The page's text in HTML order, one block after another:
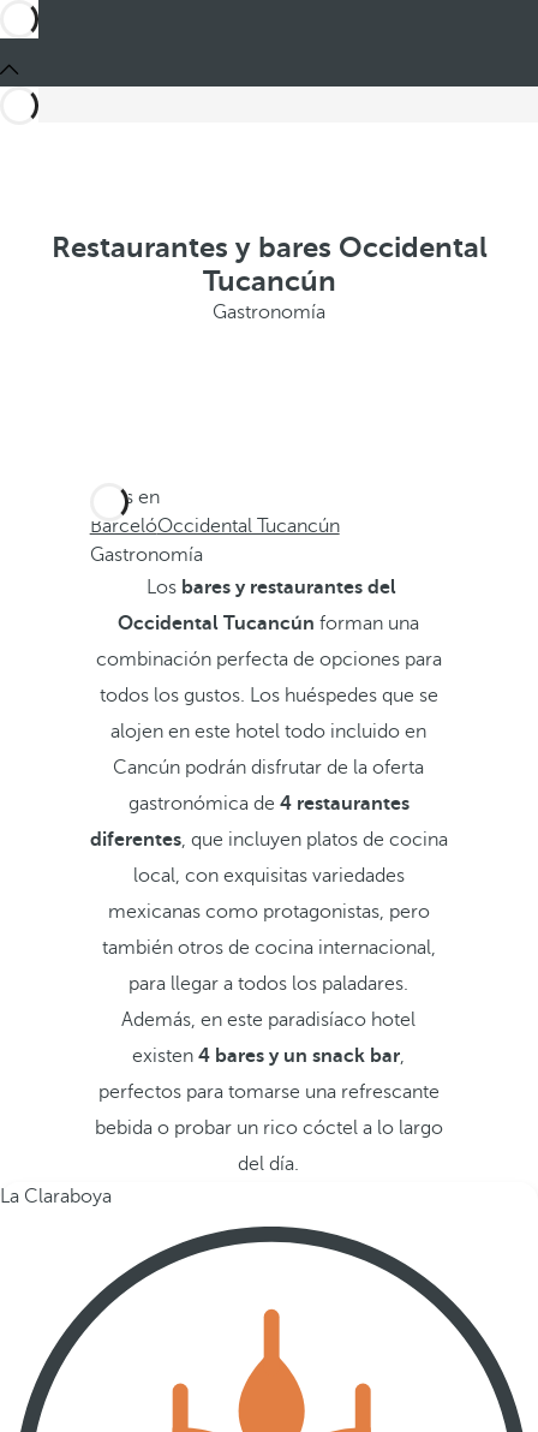
Restaurantes y bares Occidental
Tucancún
Gastronomía
Estás en
BarcelóOccidental Tucancún
Gastronomía
Los bares y restaurantes del
Occidental Tucancún forman una
combinación perfecta de opciones para
todos los gustos. Los huéspedes que se
alojen en este hotel todo incluido en
Cancún podrán disfrutar de la oferta
gastronómica de 4 restaurantes
diferentes, que incluyen platos de cocina
local, con exquisitas variedades
mexicanas como protagonistas, pero
también otros de cocina internacional,
para llegar a todos los paladares.
Además, en este paradisíaco hotel
existen4 bares y un snack bar,
perfectos para tomarse una refrescante
bebida o probar un rico cóctel a lo largo
del día.
La Claraboya